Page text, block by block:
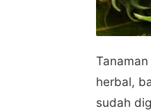
herbal,
sudah